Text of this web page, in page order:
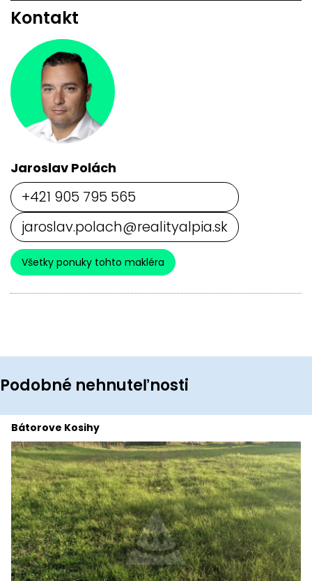
Kontakt
Jaroslav Polách
+421 905 795 565
jaroslav.polach@realityalpia.sk
Všetky ponuky tohto makléra
Podobné nehnuteľnosti
Bátorove Kosihy